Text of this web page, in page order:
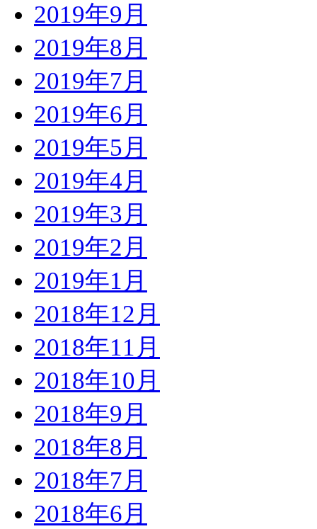
2019年9月
2019年8月
2019年7月
2019年6月
2019年5月
2019年4月
2019年3月
2019年2月
2019年1月
2018年12月
2018年11月
2018年10月
2018年9月
2018年8月
2018年7月
2018年6月